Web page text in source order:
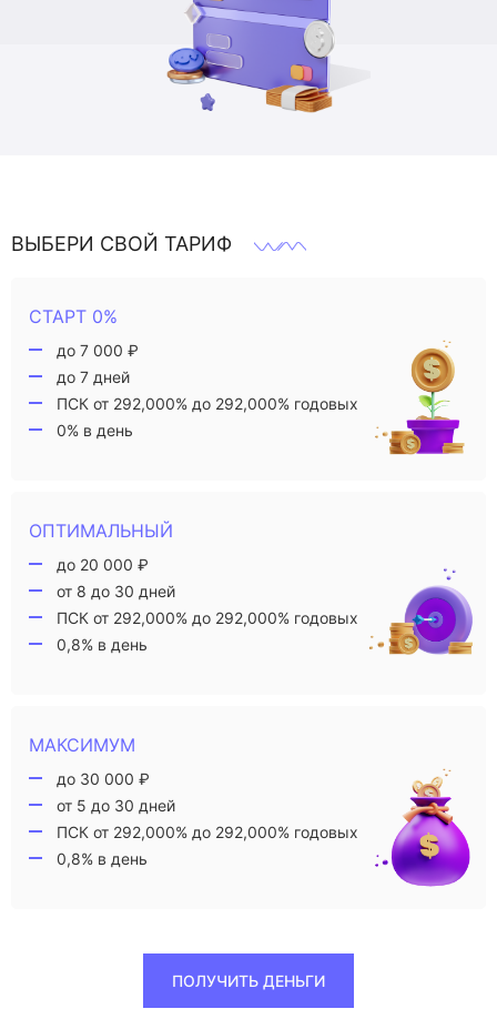
ВЫБЕРИ СВОЙ ТАРИФ
СТАРТ 0%
до 7 000 ₽
до 7 дней
ПСК от 292,000% до 292,000% годовых
0% в день
ОПТИМАЛЬНЫЙ
до 20 000 ₽
от 8 до 30 дней
ПСК от 292,000% до 292,000% годовых
0,8% в день
МАКСИМУМ
до 30 000 ₽
от 5 до 30 дней
ПСК от 292,000% до 292,000% годовых
0,8% в день
ПОЛУЧИТЬ ДЕНЬГИ